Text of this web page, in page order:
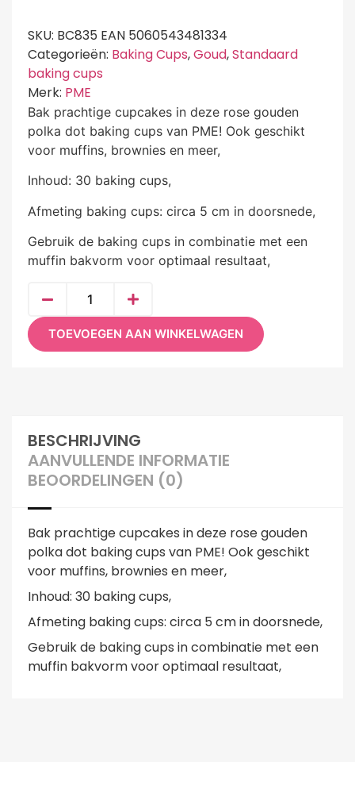
SKU: BC835 EAN 5060543481334
Categorieën: Baking Cups,Goud,Standaard
baking cups
Merk: PME
Bak prachtige cupcakes in deze rose gouden
polka dot baking cups van PME! Ook geschikt
voor muffins, brownies en meer,
Inhoud: 30 baking cups,
Afmeting baking cups: circa 5 cm in doorsnede,
Gebruik de baking cups in combinatie met een
muffin bakvorm voor optimaal resultaat,
TOEVOEGEN AAN WINKELWAGEN
BESCHRIJVING
AANVULLENDE INFORMATIE
BEOORDELINGEN (0)
Bak prachtige cupcakes in deze rose gouden
polka dot baking cups van PME! Ook geschikt
voor muffins, brownies en meer,
Inhoud: 30 baking cups,
Afmeting baking cups: circa 5 cm in doorsnede,
Gebruik de baking cups in combinatie met een
muffin bakvorm voor optimaal resultaat,